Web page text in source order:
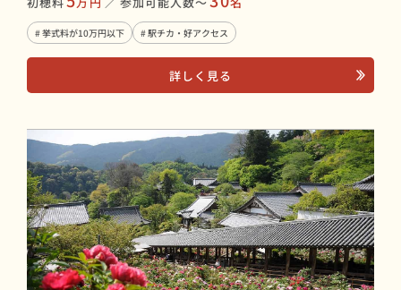
# 挙式料が10万円以下 # 駅チカ・好アクセス
詳しく見る